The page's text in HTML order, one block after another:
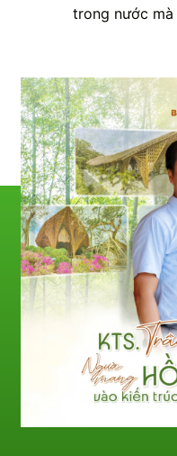
trong nước